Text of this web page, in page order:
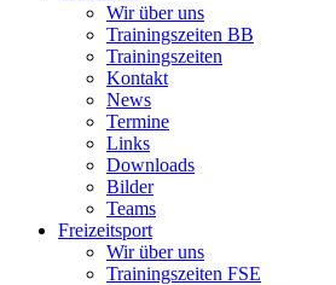
Wir über uns
Trainingszeiten BB
Trainingszeiten
Kontakt
News
Termine
Links
Downloads
Bilder
Teams
Freizeitsport
Wir über uns
Trainingszeiten FSE